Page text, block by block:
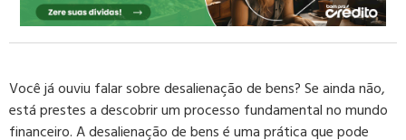
Você já ouviu falar sobre desalienação de bens? Se ainda não,
está prestes a descobrir um processo fundamental no mundo
financeiro. A desalienação de bens é uma prática que pode